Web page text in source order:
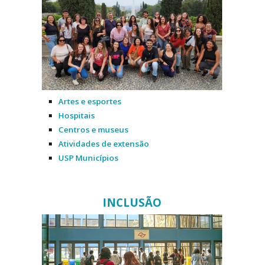
Artes e esportes
Hospitais
Centros e museus
Atividades de extensão
USP Municípios
INCLUSÃO